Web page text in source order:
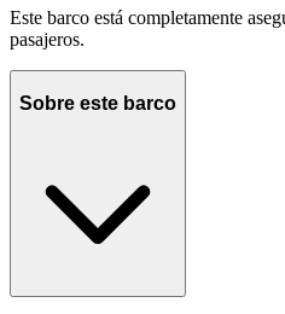
Este barco está completamente
pasajeros.
Sobre este barco